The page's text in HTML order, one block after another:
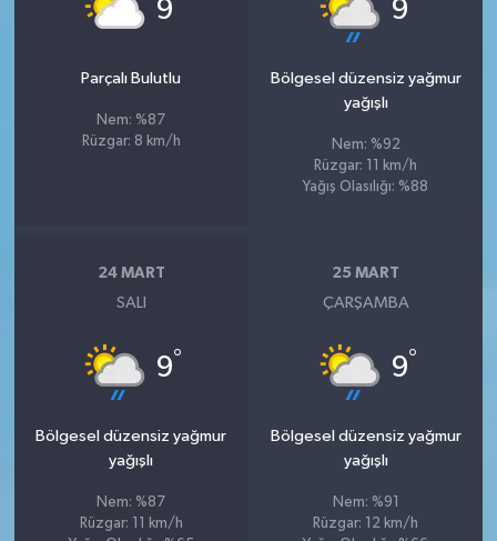
9
Parçalı Bulutlu
Nem: %87
Rüzgar: 8 km/h
9
Bölgesel düzensiz yağmur
yağışlı
Nem: %92
Rüzgar: 11 km/h
Yağış Olasılığı: %88
24 MART
SALI
9°
Bölgesel düzensiz yağmur
yağışlı
Nem: %87
Rüzgar: 11 km/h
25 MART
ÇARŞAMBA
9°
Bölgesel düzensiz yağmur
yağışlı
Nem: %91
Rüzgar: 12 km/h